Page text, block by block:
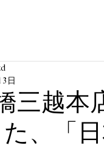
三越本
、「
日